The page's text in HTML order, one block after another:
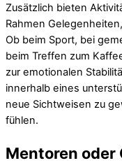
Zusätzlich bieten
Rahmen
Ob beim Sport, bei
beim Treffen zum
zur emotionalen
innerhalb eines
neue Sichtweisen zu
fühlen.
Mentoren oder